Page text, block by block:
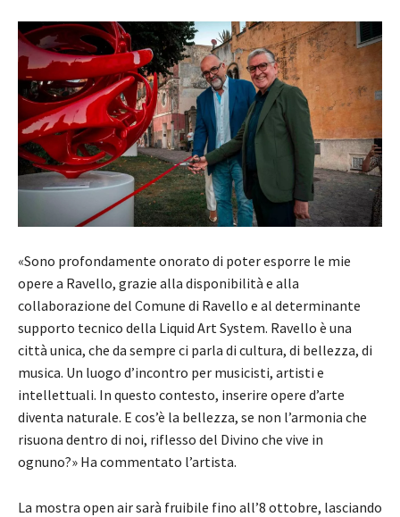
«Sono profondamente onorato di poter esporre le mie
opere a Ravello, grazie alla disponibilità e alla
collaborazione del Comune di Ravello e al determinante
supporto tecnico della Liquid Art System. Ravello è una
città unica, che da sempre ci parla di cultura, di bellezza, di
musica. Un luogo d’incontro per musicisti, artisti e
intellettuali. In questo contesto, inserire opere d’arte
diventa naturale. E cos’è la bellezza, se non l’armonia che
risuona dentro di noi, riflesso del Divino che vive in
ognuno?» Ha commentato l’artista.
La mostra open air sarà fruibile fino all’8 ottobre, lasciando